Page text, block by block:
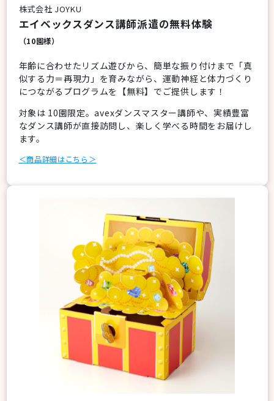
株式会社 JOYKU
エイベックスダンス講師派遣の無料体験
（10園様）
年齢に合わせたリズム遊びから、簡単な振り付けまで「真
似する力＝再現力」を育みながら、運動神経と体力づくり
につながるプログラムを【無料】でご提供します！
対象は 10園限定。avexダンスマスター講師や、実績豊富
なダンス講師が直接訪問し、楽しく学べる時間をお届けし
ます。
＜商品詳細はこちら＞